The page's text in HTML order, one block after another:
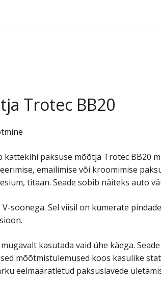
Trotec BB20
paksuse mõõtja Trotec BB20
emailimise või kroomimise
titaan. Seade sobib näiteks auto
soonega. Sel viisil on kumerate
kasutada vaid ühe käega.
mõõtmistulemused koos kasulike
eelmääratletud paksuslävede